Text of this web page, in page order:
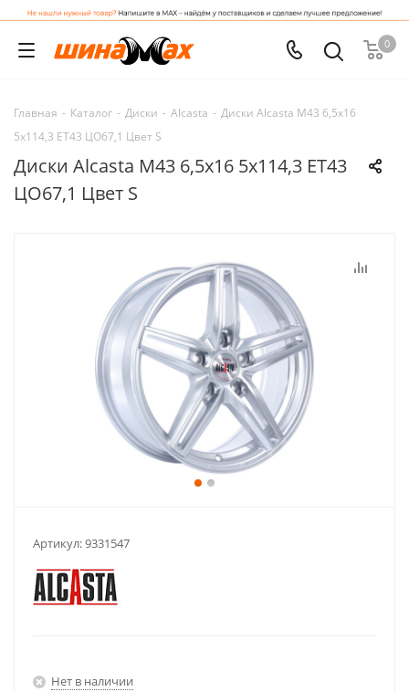
0
Главная - Каталог - Диски - Alcasta - Диски Alcasta M43 6,5x16
5x114,3 ET43 ЦО67,1 Цвет S
Диски Alcasta M43 6,5x16 5x114,3 ET43
ЦО67,1 Цвет S
Артикул:9331547
Нет в наличии